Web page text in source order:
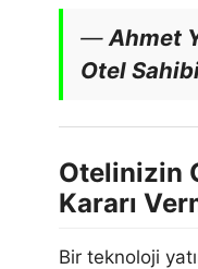
— Ahmet
Otel
Otelinizin
Kararı
Bir teknoloji